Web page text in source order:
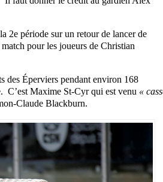
2e période sur un retour de lancer de
pour les joueurs de Christian
des Éperviers pendant environ 168
C’est Maxime St-Cyr qui est venu «
Claude Blackburn.